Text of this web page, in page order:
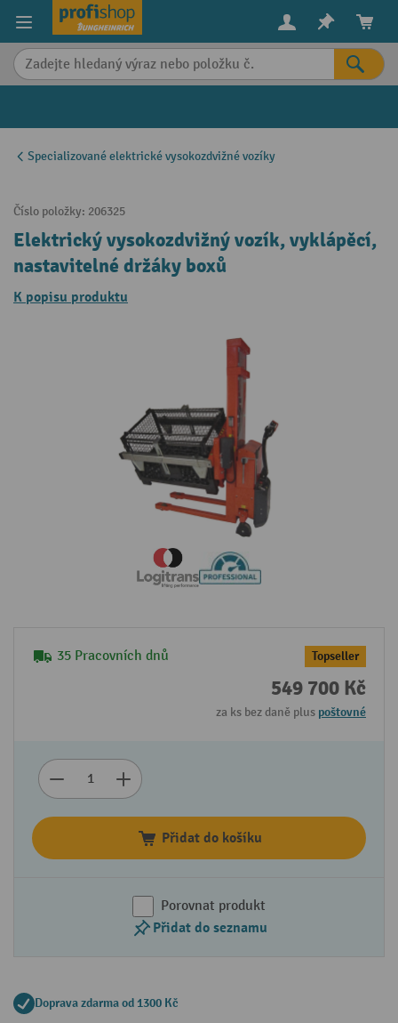
content
Specializované elektrické vysokozdvižné vozíky
Číslo položky: 206325
Elektrický vysokozdvižný vozík, vyklápěcí,
nastavitelné držáky boxů
K popisu produktu
35 Pracovních dnů Topseller
549 700 Kč
za ks bez daně plus poštovné
Přidat do košíku
Porovnat produkt
Přidat do seznamu
Doprava zdarma od 1300 Kč